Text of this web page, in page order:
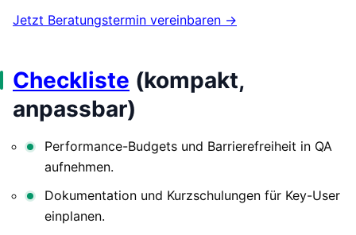
Jetzt Beratungstermin vereinbaren →
Checkliste (kompakt,
anpassbar)
Performance-Budgets und Barrierefreiheit in QA
aufnehmen.
Dokumentation und Kurzschulungen für Key-User
einplanen.